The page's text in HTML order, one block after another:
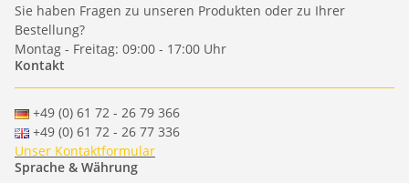
Sie haben Fragen zu unseren Produkten oder zu Ihrer
Bestellung?
Montag - Freitag: 09:00 - 17:00 Uhr
Kontakt
+49 (0) 61 72 - 26 79 366
+49 (0) 61 72 - 26 77 336
Unser Kontaktformular
Sprache & Währung